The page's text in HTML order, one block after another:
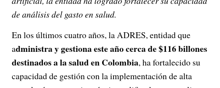
de análisis del gasto en salud.
En los últimos cuatro años, la ADRES, entidad que
administra y gestiona este año cerca de $116 billones
destinados a la salud en Colombia, ha fortalecido su
capacidad de gestión con la implementación de alta